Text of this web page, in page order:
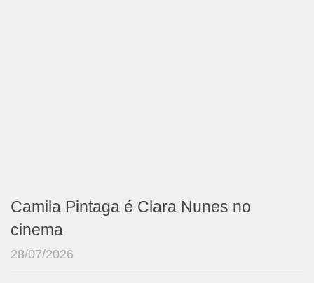
Camila Pintaga é Clara Nunes no
cinema
28/07/2026